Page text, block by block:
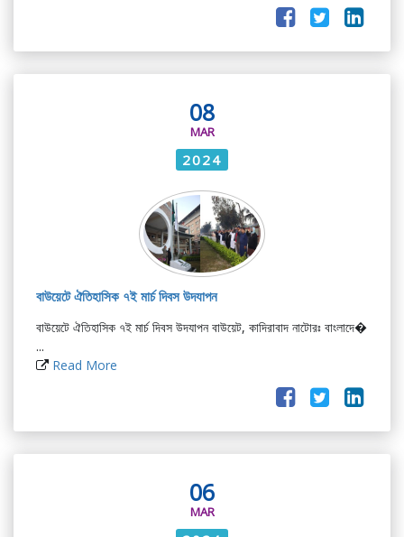
08
MAR
2024
বাউয়েটে ঐতিহাসিক ৭ই মার্চ দিবস উদযাপন
বাউয়েটে ঐতিহাসিক ৭ই মার্চ দিবস উদযাপন বাউয়েট, কাদিরাবাদ নাটোরঃ বাংলাদে�
...
Read More
06
MAR